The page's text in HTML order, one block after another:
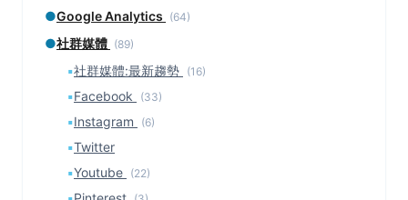
●Google Analytics (64)
●社群媒體 (89)
▪社群媒體:最新趨勢 (16)
▪Facebook (33)
▪Instagram (6)
▪Twitter
▪Youtube (22)